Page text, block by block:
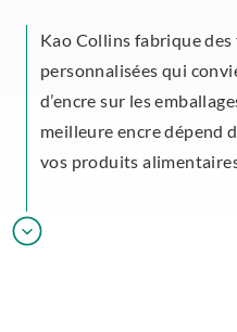
Kao Collins fabrique
personnalisées qui
d’encre sur les
meilleure encre dépend
vos produits